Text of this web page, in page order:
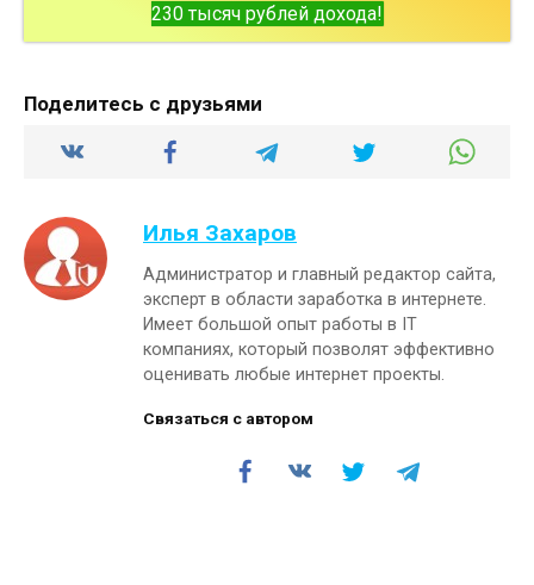
230 тысяч рублей дохода!
Поделитесь с друзьями
Илья Захаров
Администратор и главный редактор сайта,
эксперт в области заработка в интернете.
Имеет большой опыт работы в IT
компаниях, который позволят эффективно
оценивать любые интернет проекты.
Связаться с автором